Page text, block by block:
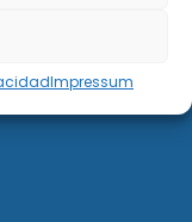
Impressum